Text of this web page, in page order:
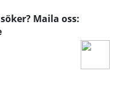
Maila oss: